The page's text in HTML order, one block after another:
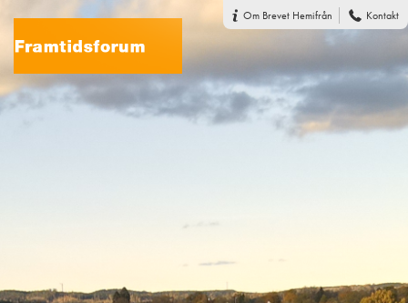
Om Brevet Hemifrån Kontakt